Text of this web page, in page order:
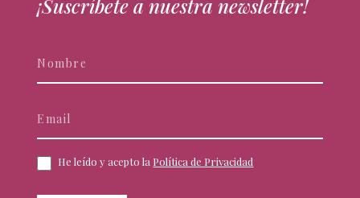
¡Suscríbete a nuestra newsletter!
He leído y acepto la Política de Privacidad
eres
deja
en